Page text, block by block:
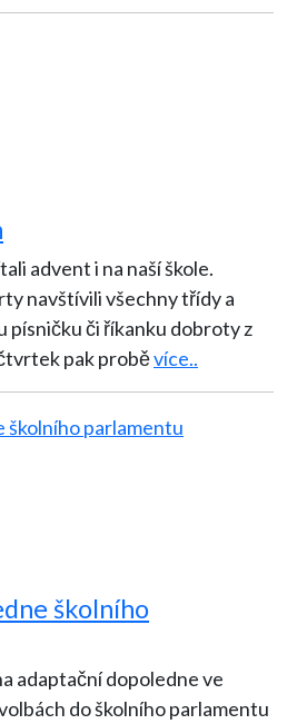
advent i na naší škole.
navštívili všechny třídy a
písničku či říkanku dobroty z
pak proběvíce..
školního
adaptační dopoledne ve